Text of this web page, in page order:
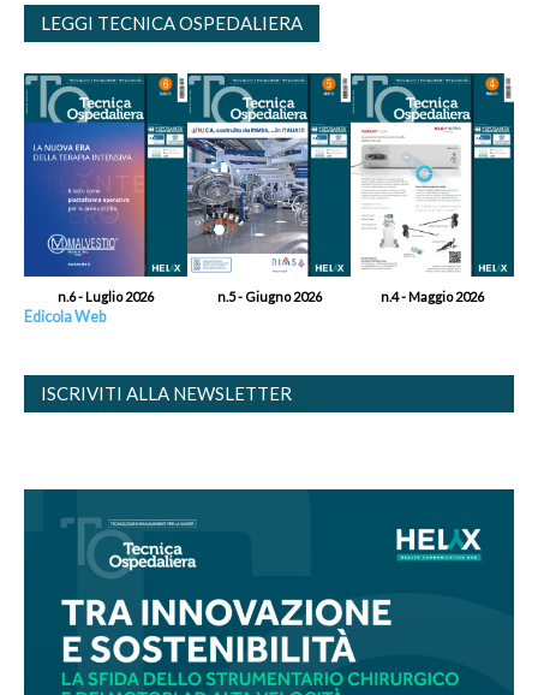
LEGGI TECNICA OSPEDALIERA
n.6 - Luglio 2026 n.5 - Giugno 2026 n.4 - Maggio 2026
Edicola Web
ISCRIVITI ALLA NEWSLETTER